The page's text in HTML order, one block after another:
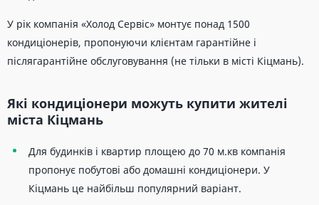
У рік компанія «Холод Сервіс» монтує понад 1500
кондиціонерів, пропонуючи клієнтам гарантійне і
післягарантійне обслуговування (не тільки в місті Кіцмань).
Які кондиціонери можуть купити жителі
міста Кіцмань
Для будинків і квартир площею до 70 м.кв компанія
пропонує побутові або домашні кондиціонери. У
Кіцмань це найбільш популярний варіант.